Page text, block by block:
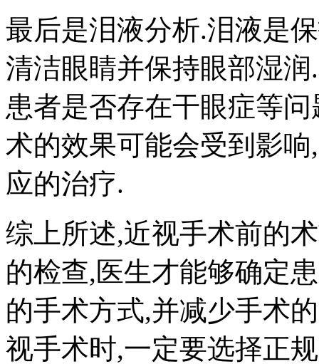
最后是泪液分析.泪液是
清洁眼睛并保持眼部湿
患者是否存在干眼症等
术的效果可能会受到影
应的治疗.
综上所述,近视手术前的
的检查,医生才能够确定
的手术方式,并减少手术
视手术时,一定要选择正